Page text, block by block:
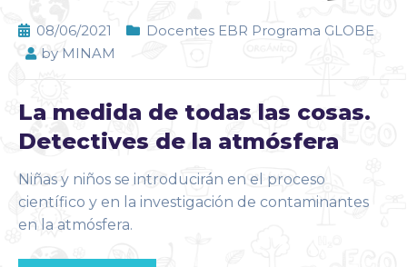
08/06/2021
Docentes EBR Programa GLOBE
by MINAM
La medida de todas las cosas.
Detectives de la atmósfera
Niñas y niños se introducirán en el proceso
científico y en la investigación de contaminantes
en la atmósfera.